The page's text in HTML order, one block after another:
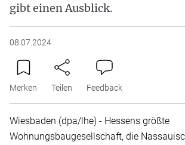
gibt einen Ausblick.
08.07.2024
Merken Teilen Feedback
Wiesbaden (dpa/lhe) - Hessens größte
Wohnungsbaugesellschaft, die